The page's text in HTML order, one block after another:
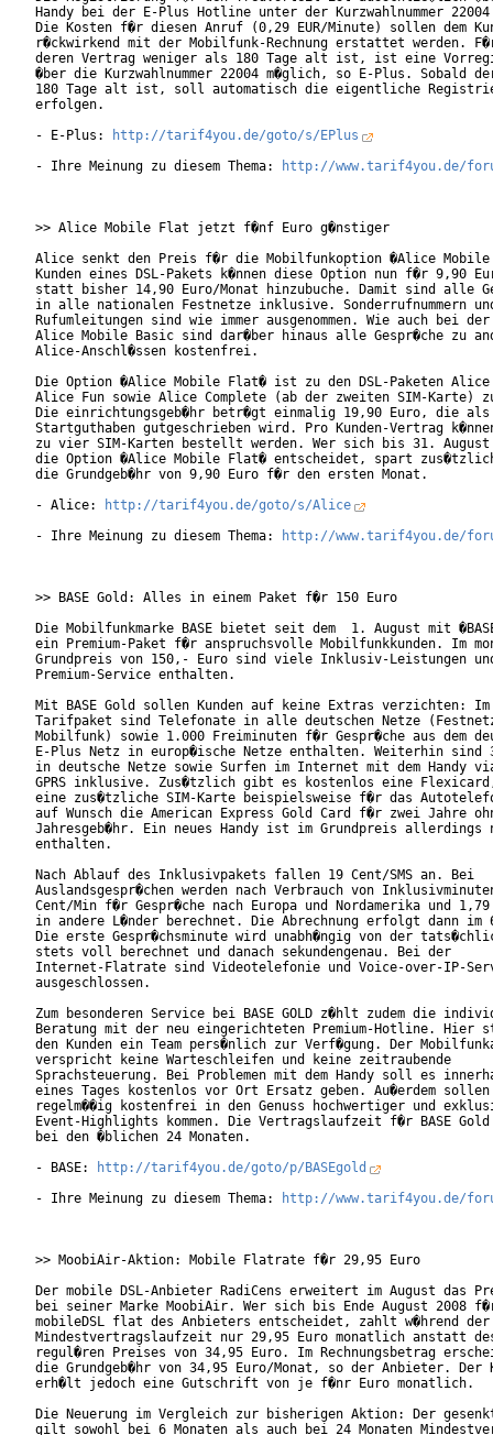
Handy bei der E-Plus Hotline unter der Kurzwahlnummer
Die Kosten f�r diesen Anruf (0,29 EUR/Minute) sollen dem
r�ckwirkend mit der Mobilfunk-Rechnung erstattet werden.
deren Vertrag weniger als 180 Tage alt ist, ist eine
�ber die Kurzwahlnummer 22004 m�glich, so E-Plus. Sobald
180 Tage alt ist, soll automatisch die eigentliche
erfolgen.
- E-Plus:
http://tarif4you.de/goto/s/EPlus
- Ihre Meinung zu diesem Thema:
http://www.tarif4you.de/
>> Alice Mobile Flat jetzt f�nf Euro g�nstiger
Alice senkt den Preis f�r die Mobilfunkoption �Alice
Kunden eines DSL-Pakets k�nnen diese Option nun f�r 9,90
statt bisher 14,90 Euro/Monat hinzubuche. Damit sind alle
in alle nationalen Festnetze inklusive. Sonderrufnummern
Rufumleitungen sind wie immer ausgenommen. Wie auch bei
Alice Mobile Basic sind dar�ber hinaus alle Gespr�che zu
Alice-Anschl�ssen kostenfrei.
Die Option �Alice Mobile Flat� ist zu den DSL-Paketen
Alice Fun sowie Alice Complete (ab der zweiten SIM-Karte)
Die einrichtungsgeb�hr betr�gt einmalig 19,90 Euro, die als
Startguthaben gutgeschrieben wird. Pro Kunden-Vertrag
zu vier SIM-Karten bestellt werden. Wer sich bis 31.
die Option �Alice Mobile Flat� entscheidet, spart
die Grundgeb�hr von 9,90 Euro f�r den ersten Monat.
- Alice:
http://tarif4you.de/goto/s/Alice
- Ihre Meinung zu diesem Thema:
http://www.tarif4you.de/
>> BASE Gold: Alles in einem Paket f�r 150 Euro
Die Mobilfunkmarke BASE bietet seit dem  1. August mit �BASE
ein Premium-Paket f�r anspruchsvolle Mobilfunkkunden. Im
Grundpreis von 150,- Euro sind viele Inklusiv-Leistungen
Premium-Service enthalten.
Mit BASE Gold sollen Kunden auf keine Extras verzichten: Im
Tarifpaket sind Telefonate in alle deutschen Netze
Mobilfunk) sowie 1.000 Freiminuten f�r Gespr�che aus dem
E-Plus Netz in europ�ische Netze enthalten. Weiterhin sind
in deutsche Netze sowie Surfen im Internet mit dem Handy via
GPRS inklusive. Zus�tzlich gibt es kostenlos eine
eine zus�tzliche SIM-Karte beispielsweise f�r das
auf Wunsch die American Express Gold Card f�r zwei Jahre
Jahresgeb�hr. Ein neues Handy ist im Grundpreis allerdings
enthalten.
Nach Ablauf des Inklusivpakets fallen 19 Cent/SMS an. Bei
Auslandsgespr�chen werden nach Verbrauch von
Cent/Min f�r Gespr�che nach Europa und Nordamerika und
in andere L�nder berechnet. Die Abrechnung erfolgt dann im
Die erste Gespr�chsminute wird unabh�ngig von der
stets voll berechnet und danach sekundengenau. Bei der
Internet-Flatrate sind Videotelefonie und Voice-over-IP-
ausgeschlossen.
Zum besonderen Service bei BASE GOLD z�hlt zudem die
Beratung mit der neu eingerichteten Premium-Hotline. Hier
den Kunden ein Team pers�nlich zur Verf�gung. Der
verspricht keine Warteschleifen und keine zeitraubende
Sprachsteuerung. Bei Problemen mit dem Handy soll es
eines Tages kostenlos vor Ort Ersatz geben. Au�erdem sollen
regelm��ig kostenfrei in den Genuss hochwertiger und
Event-Highlights kommen. Die Vertragslaufzeit f�r BASE
bei den �blichen 24 Monaten.
- BASE:
http://tarif4you.de/goto/p/BASEgold
- Ihre Meinung zu diesem Thema:
http://www.tarif4you.de/
>> MoobiAir-Aktion: Mobile Flatrate f�r 29,95 Euro
Der mobile DSL-Anbieter RadiCens erweitert im August das
bei seiner Marke MoobiAir. Wer sich bis Ende August 2008
mobileDSL flat des Anbieters entscheidet, zahlt w�hrend der
Mindestvertragslaufzeit nur 29,95 Euro monatlich anstatt
regul�ren Preises von 34,95 Euro. Im Rechnungsbetrag
die Grundgeb�hr von 34,95 Euro/Monat, so der Anbieter. Der
erh�lt jedoch eine Gutschrift von je f�nr Euro monatlich.
Die Neuerung im Vergleich zur bisherigen Aktion: Der
gilt sowohl bei 6 Monaten als auch bei 24 Monaten